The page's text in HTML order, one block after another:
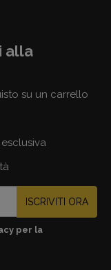
alla
su un carrello
ISCRIVITI ORA
per la